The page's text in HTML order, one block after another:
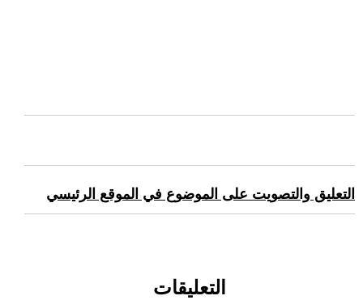
التعليق والتصويت على الموضوع في الموقع الرئيسي
التعليقات